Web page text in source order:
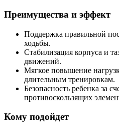
Преимущества и эффект
Поддержка правильной
ходьбы.
Стабилизация корпуса и
движений.
Мягкое повышение
длительным тренировкам.
Безопасность ребенка за
противоскользящих
Кому подойдет